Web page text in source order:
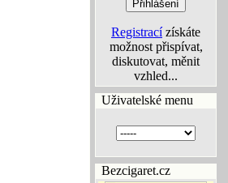
Registracízískáte
možnost přispívat,
diskutovat, měnit
vzhled...
Uživatelské menu
Bezcigaret.cz